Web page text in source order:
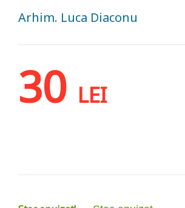
Arhim. Luca Diaconu
30 LEI